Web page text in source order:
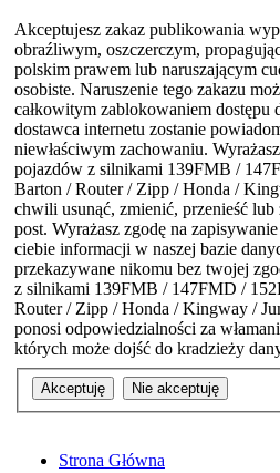
Akceptujesz zakaz publikowania
obraźliwym, oszczerczym,
polskim prawem lub naruszającym
osobiste. Naruszenie tego zakazu
całkowitym zablokowaniem dostępu
dostawca internetu zostanie
niewłaściwym zachowaniu.
pojazdów z silnikami 139FMB /
Barton / Router / Zipp / Honda /
chwili usunąć, zmienić, przenieść
post. Wyrażasz zgodę na
ciebie informacji w naszej bazie
przekazywane nikomu bez twojej
z silnikami 139FMB / 147FMD /
Router / Zipp / Honda / Kingway /
ponosi odpowiedzialności za
których może dojść do kradzieży
Strona Główna